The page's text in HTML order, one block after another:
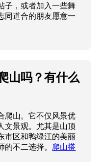
子，或者加入一些舞
同道合的朋友愿意一
山吗？有什么
爬山。它不仅风景优
文景观。尤其是山顶
市区和鸭绿江的美丽
不二选择。 爬山搭